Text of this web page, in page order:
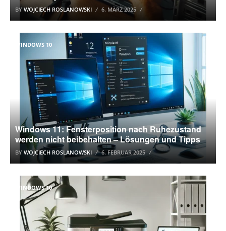
BYWOJCIECH ROSLANOWSKI 6. MÄRZ 2025
WINDOWS 10
Windows 11: Fensterposition nach Ruhezustand
werden nicht beibehalten – Lösungen und Tipps
BY WOJCIECH ROSLANOWSKI 6. FEBRUAR 2025
WINDOWS 10